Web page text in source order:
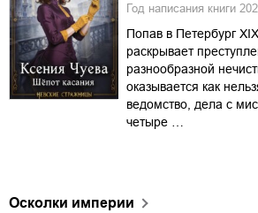
Год написания книги
Попав в Петербург
раскрывает
разнообразной
оказывается как
ведомство, дела с
четыре …
Осколки империи